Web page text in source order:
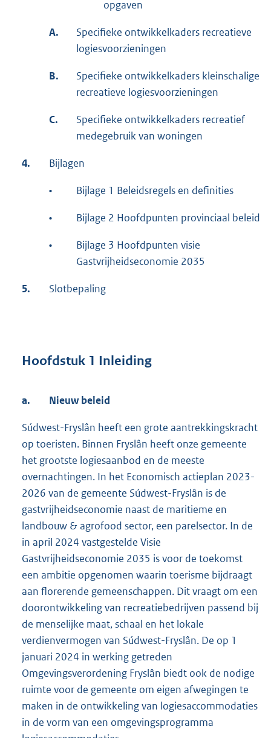
opgaven
A.
Specifieke ontwikkelkaders recreatieve
logiesvoorzieningen
B.
Specifieke ontwikkelkaders kleinschalige
recreatieve logiesvoorzieningen
C.
Specifieke ontwikkelkaders recreatief
medegebruik van woningen
4. Bijlagen
• Bijlage 1 Beleidsregels en definities
• Bijlage 2 Hoofdpunten provinciaal beleid
•
Bijlage 3 Hoofdpunten visie
Gastvrijheidseconomie 2035
5. Slotbepaling
Hoofdstuk 1 Inleiding
a. Nieuw beleid
Súdwest-Fryslân heeft een grote aantrekkingskracht
op toeristen. Binnen Fryslân heeft onze gemeente
het grootste logiesaanbod en de meeste
overnachtingen. In het Economisch actieplan 2023-
2026 van de gemeente Súdwest-Fryslân is de
gastvrijheidseconomie naast de maritieme en
landbouw & agrofood sector, een parelsector. In de
in april 2024 vastgestelde Visie
Gastvrijheidseconomie 2035 is voor de toekomst
een ambitie opgenomen waarin toerisme bijdraagt
aan florerende gemeenschappen. Dit vraagt om een
doorontwikkeling van recreatiebedrijven passend bij
de menselijke maat, schaal en het lokale
verdienvermogen van Súdwest-Fryslân. De op 1
januari 2024 in werking getreden
Omgevingsverordening Fryslân biedt ook de nodige
ruimte voor de gemeente om eigen afwegingen te
maken in de ontwikkeling van logiesaccommodaties
in de vorm van een omgevingsprogramma